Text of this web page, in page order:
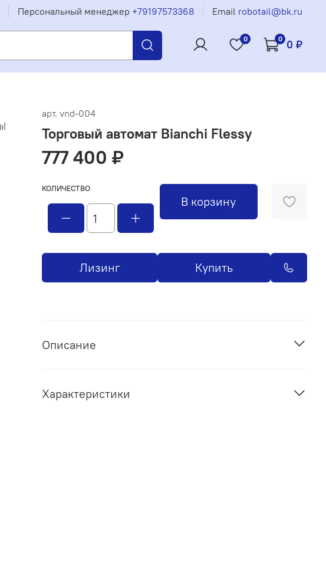
Персональный менеджер +79197573368 Email robotail@bk.ru
0 0 0 ₽
арт. vnd-004
Торговый автомат Bianchi Flessy
777 400 ₽
КОЛИЧЕСТВО
В корзину
Лизинг Купить
Описание
Характеристики